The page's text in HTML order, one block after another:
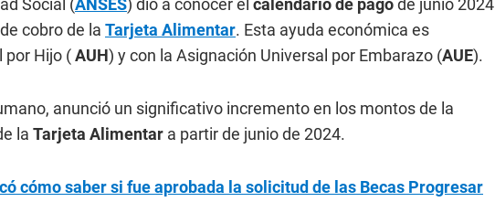
cobro de la Tarjeta Alimentar. Esta ayuda económica es
por Hijo (AUH) y con la Asignación Universal por Embarazo (AUE).
anunció un significativo incremento en los montos de la
la Tarjeta Alimentar a partir de junio de 2024.
cómo saber si fue aprobada la solicitud de las Becas Progresar